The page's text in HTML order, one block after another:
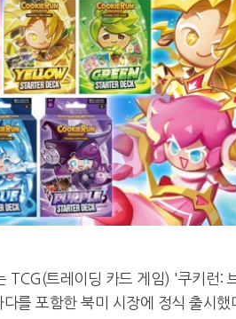
TCG(트레이딩 카드 게임) '쿠키런:
를 포함한 북미 시장에 정식 출시했